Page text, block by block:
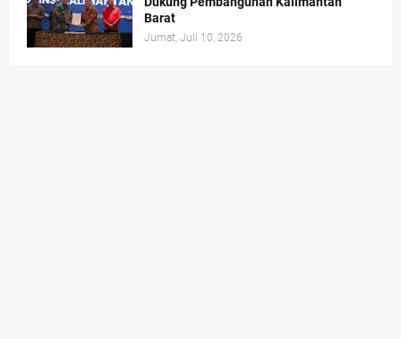
Barat
Jumat, Juli 10, 2026